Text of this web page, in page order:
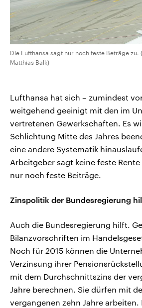
Die Lufthansa sagt nur noch feste Beträge
Matthias Balk)
Lufthansa hat sich – zumindest
weitgehend geeinigt mit den im
vertretenen Gewerkschaften. Es
Schlichtung Mitte des Jahres
eine andere Systematik
Arbeitgeber sagt keine feste
nur noch feste Beiträge.
Zinspolitik der Bundesregierung
Auch die Bundesregierung hilft.
Bilanzvorschriften im
Noch für 2015 können die
Verzinsung ihrer
mit dem Durchschnittszins der
Jahre berechnen. Sie dürfen mit
vergangenen zehn Jahre arbeiten.